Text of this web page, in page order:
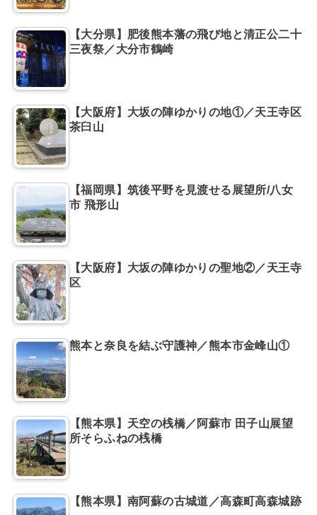
【大分県】肥後熊本藩の飛び地と清正公二十
三夜祭／大分市鶴崎
【大阪府】大坂の陣ゆかりの地①／天王寺区
茶臼山
【福岡県】筑後平野を見渡せる展望所/八女
市 飛形山
【大阪府】大坂の陣ゆかりの聖地②／天王寺
区
熊本と奈良を結ぶ守護神／熊本市金峰山①
【熊本県】天空の桟橋／阿蘇市 田子山展望
所そらふねの桟橋
【熊本県】南阿蘇の古城道／高森町高森城跡